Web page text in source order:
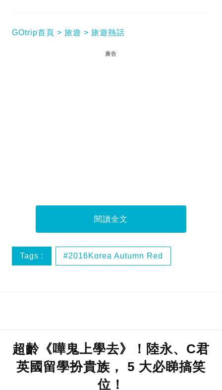
GOtrip首頁 旅遊 旅遊熱話
廣告
閱讀全文
Tags : 2016Korea Autumn Red
超齡《嘩鬼上學去》！陸永、C君
英國留學扮貴族， 5 大必睇搞笑
位！